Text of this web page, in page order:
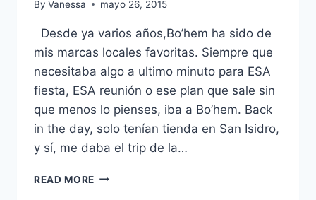
By Vanessa mayo 26, 2015
Desde ya varios años,Bo’hem ha sido de
mis marcas locales favoritas. Siempre que
necesitaba algo a ultimo minuto para ESA
fiesta, ESA reunión o ese plan que sale sin
que menos lo pienses, iba a Bo’hem. Back
in the day, solo tenían tienda en San Isidro,
y sí, me daba el trip de la…
READ MORE BO’HEM